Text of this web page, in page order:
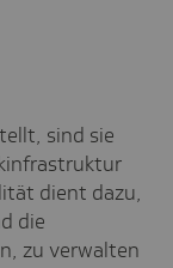
sind sie
dient dazu,
die
zu verwalten